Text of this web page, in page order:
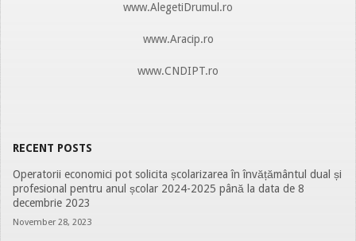
www.AlegetiDrumul.ro
www.Aracip.ro
www.CNDIPT.ro
RECENT POSTS
Operatorii economici pot solicita școlarizarea în învățământul dual și
profesional pentru anul școlar 2024-2025 până la data de 8
decembrie 2023
November 28, 2023